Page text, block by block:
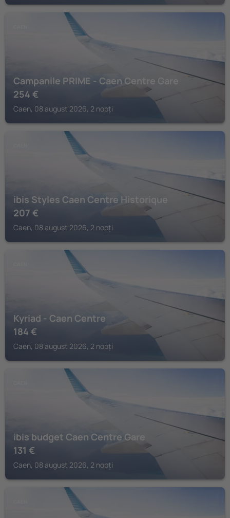
Campanile PRIME - Caen Centre Gare
254 €
Caen, 08 august 2026, 2 nopți
ibis Styles Caen Centre Historique
207 €
Caen, 08 august 2026, 2 nopți
Kyriad - Caen Centre
184 €
Caen, 08 august 2026, 2 nopți
ibis budget Caen Centre Gare
131 €
Caen, 08 august 2026, 2 nopți